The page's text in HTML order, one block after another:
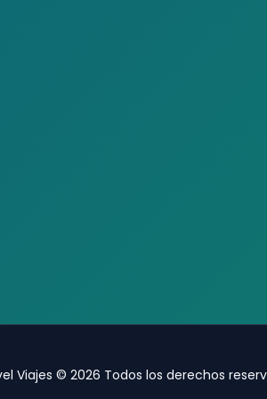
Viajes © 2026 Todos los derechos